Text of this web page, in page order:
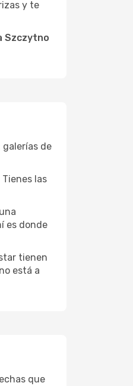
y te
Szczytno
de
las
es donde
tienen
está a
que